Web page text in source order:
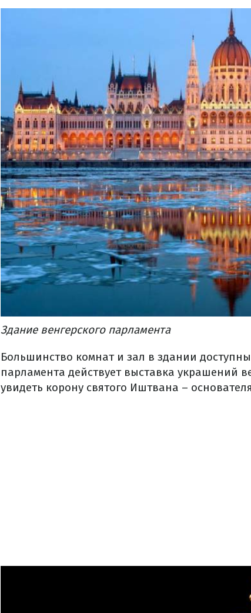
Здание венгерского парламента
Большинство комнат и зал в здании
парламента действует выставка украшений
увидеть корону святого Иштвана –